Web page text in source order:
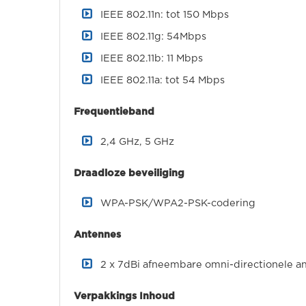
IEEE 802.11n: tot 150 Mbps
IEEE 802.11g: 54Mbps
IEEE 802.11b: 11 Mbps
IEEE 802.11a: tot 54 Mbps
Frequentieband
2,4 GHz, 5 GHz
Draadloze beveiliging
WPA-PSK/WPA2-PSK-codering
Antennes
2 x 7dBi afneembare omni-directionele
Verpakkings Inhoud